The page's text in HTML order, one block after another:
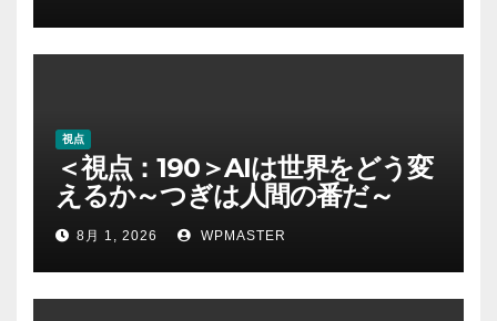
視点
＜視点：190＞AIは世界をどう変
えるか～つぎは人間の番だ～
8月 1, 2026 WPMASTER